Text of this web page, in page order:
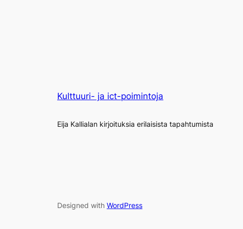
Kulttuuri- ja ict-poimintoja
Eija Kallialan kirjoituksia erilaisista tapahtumista
Designed with WordPress